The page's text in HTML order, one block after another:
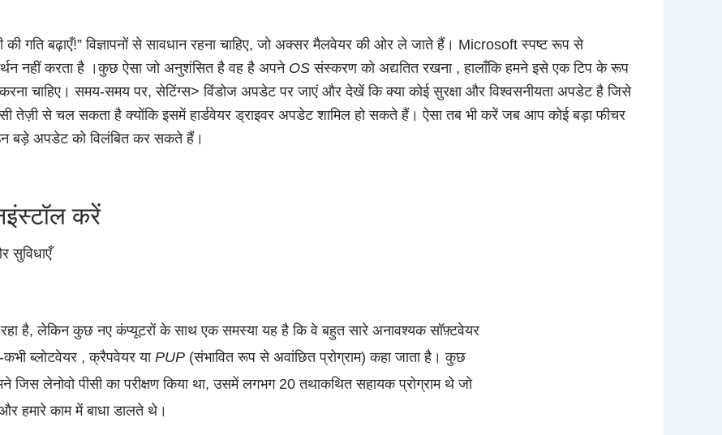
की गति बढ़ाएँ!” विज्ञापनों से सावधान रहना चाहिए, जो अक्सर मैलवेयर की ओर ले जाते हैं। Microsoft स्पष्ट रूप से
नहीं करता है ।कुछ ऐसा जो अनुशंसितहै वह है अपने OS संस्करण को अद्यतित रखना, हालाँकि हमने इसे एक टिप के रूप
करना चाहिए। समय-समय पर, सेटिंग्स> विंडोज अपडेट पर जाएं और देखें कि क्या कोई सुरक्षा और विश्वसनीयता अपडेट है जिसे
तेज़ी से चल सकता है क्योंकि इसमें हार्डवेयर ड्राइवर अपडेट शामिल हो सकते हैं। ऐसा तब भी करें जब आप कोई बड़ा फीचर
बड़े अपडेट को विलंबित कर सकते हैं।
करें
रहा है, लेकिन कुछ नए कंप्यूटरों के साथ एक समस्या यह है कि वे बहुत सारे अनावश्यक सॉफ़्टवेयर
कभीब्लोटवेयर ,क्रैपवेयर या PUP (संभावित रूप से अवांछित प्रोग्राम) कहा जाता है। कुछ
लेनोवो पीसी का परीक्षण किया था, उसमें लगभग 20 तथाकथित सहायक प्रोग्राम थे जो
हमारे काम में बाधा डालते थे।